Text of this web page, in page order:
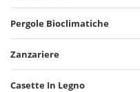
Pergole Bioclimatiche
Zanzariere
Casette In Legno